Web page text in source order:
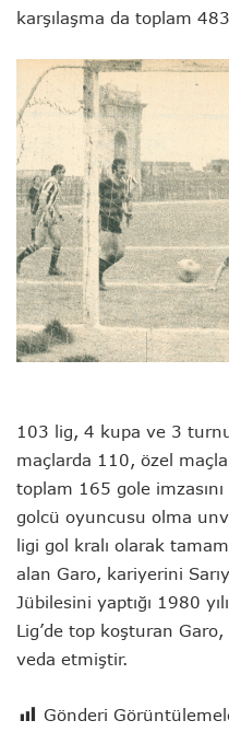
karşılaşma da toplam
103 lig, 4 kupa ve 3
maçlarda 110, özel
toplam 165 gole
golcü oyuncusu olma
ligi gol kralı olarak
alan Garo, kariyerini
Jübilesini yaptığı 1980
Lig’de top koşturan
veda etmiştir.
Gönderi